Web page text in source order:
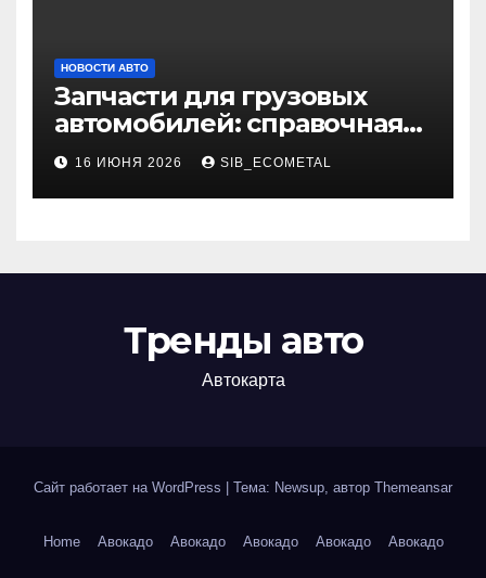
НОВОСТИ АВТО
Запчасти для грузовых
автомобилей: справочная
база по корейским и
японским моделям
16 ИЮНЯ 2026 SIB_ECOMETAL
Тренды авто
Автокарта
Сайт работает на WordPress Тема: Newsup, автор Themeansar
Home Авокадо Авокадо Авокадо Авокадо Авокадо